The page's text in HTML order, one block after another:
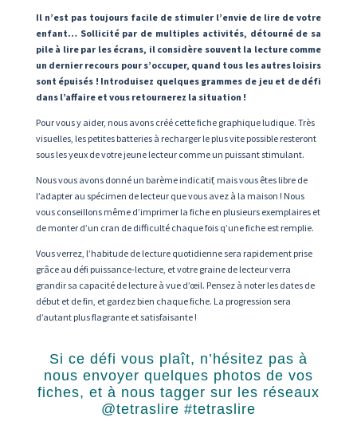
Il n’est pas toujours facile de stimuler l’envie de lire de votre
enfant… Sollicité par de multiples activités, détourné de sa
pile à lire par les écrans, il considère souvent la lecture comme
un dernier recours pour s’occuper, quand tous les autres loisirs
sont épuisés ! Introduisez quelques grammes de jeu et de défi
dans l’affaire et vous retournerez la situation !
Pour vous y aider, nous avons créé cette fiche graphique ludique. Très
visuelles, les petites batteries à recharger le plus vite possible resteront
sous les yeux de votre jeune lecteur comme un puissant stimulant.
Nous vous avons donné un barème indicatif, mais vous êtes libre de
l’adapter au spécimen de lecteur que vous avez à la maison ! Nous
vous conseillons même d’imprimer la fiche en plusieurs exemplaires et
de monter d’un cran de difficulté chaque fois q’une fiche est remplie.
Vous verrez, l’habitude de lecture quotidienne sera rapidement prise
grâce au défi puissance-lecture, et votre graine de lecteur verra
grandir sa capacité de lecture à vue d’œil. Pensez à noter les dates de
début et de fin, et gardez bien chaque fiche. La progression sera
d’autant plus flagrante et satisfaisante !
Si ce défi vous plaît, n’hésitez pas à
nous envoyer quelques photos de vos
fiches, et à nous tagger sur les réseaux
@tetraslire #tetraslire